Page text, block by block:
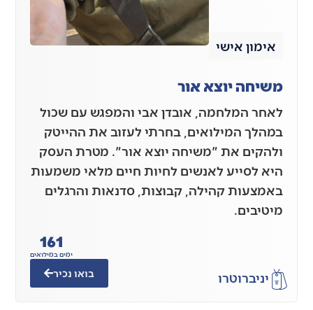
אימון אישי
משיחה יוצא אור
לאחר המלחמה, אובדן אבי והמפגש עם שכול
במהלך המילואים, בחרתי לעזוב את ההייטק
ולהקים את "משיחה יוצא אור". מטרת העסק
היא לסייע לאנשים לחיות חיים מלאי משמעות
באמצעות קהילה, קבוצות, סדנאות והרגלים
מיטיבים.
יניברוטרו
ימים במילואים
161
בואו נכיר